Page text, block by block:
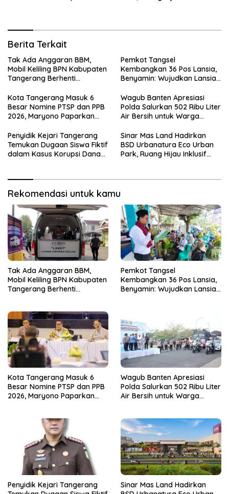
Berita Terkait
Tak Ada Anggaran BBM,
Mobil Keliling BPN Kabupaten
Tangerang Berhenti
Pemkot Tangsel
Kembangkan 36 Pos Lansia,
Benyamin: Wujudkan Lansia
Kota Tangerang Masuk 6
Besar Nomine PTSP dan PPB
2026, Maryono Paparkan
Wagub Banten Apresiasi
Polda Salurkan 502 Ribu Liter
Air Bersih untuk Warga
Penyidik Kejari Tangerang
Temukan Dugaan Siswa Fiktif
dalam Kasus Korupsi Dana
Sinar Mas Land Hadirkan
BSD Urbanatura Eco Urban
Park, Ruang Hijau Inklusif
Rekomendasi untuk kamu
Tak Ada Anggaran BBM,
Mobil Keliling BPN Kabupaten
Tangerang Berhenti
Pemkot Tangsel
Kembangkan 36 Pos Lansia,
Benyamin: Wujudkan Lansia
Kota Tangerang Masuk 6
Besar Nomine PTSP dan PPB
2026, Maryono Paparkan
Wagub Banten Apresiasi
Polda Salurkan 502 Ribu Liter
Air Bersih untuk Warga
Penyidik Kejari Tangerang
Sinar Mas Land Hadirkan